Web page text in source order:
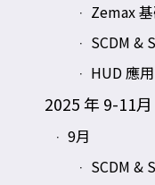
Zemax
SCDM &
HUD 應
2025 年 9-11月
9月
SCDM &